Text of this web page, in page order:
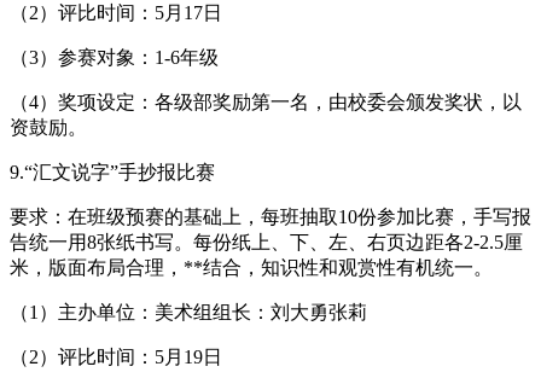
（2）评比时间：5月17日
（3）参赛对象：1-6年级
（4）奖项设定：各级部奖励第一名，由校委会颁发奖状，以
资鼓励。
9.“汇文说字”手抄报比赛
要求：在班级预赛的基础上，每班抽取10份参加比赛，手写报
告统一用8张纸书写。每份纸上、下、左、右页边距各2-2.5厘
米，版面布局合理，**结合，知识性和观赏性有机统一。
（1）主办单位：美术组组长：刘大勇张莉
（2）评比时间：5月19日